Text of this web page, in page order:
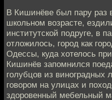
В Кишинёве был пару раз
школьном возрасте,
институтской подруге, в
отложилось, город как
Одессы, куда хотелось
Кишинёв запомнился
голубцов из виноградных
говором на улицах и
здоровенный мебельный